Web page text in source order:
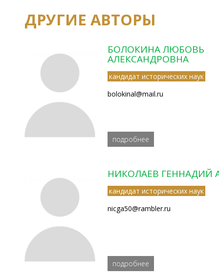
ДРУГИЕ АВТОРЫ
БОЛОКИНА ЛЮБОВЬ
АЛЕКСАНДРОВНА
кандидат исторических наук
bolokinal@mail.ru
подробнее
НИКОЛАЕВ ГЕННАДИЙ
кандидат исторических наук
nicga50@rambler.ru
подробнее